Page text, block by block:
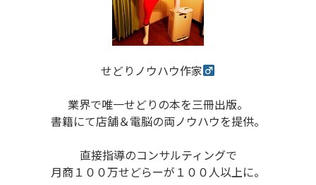
せどりノウハウ作家
業界で唯一せどりの本を三冊出版。
書籍にて店舗＆電脳の両ノウハウを提供。
直接指導のコンサルティングで
月商１００万せどらーが１００人以上に。